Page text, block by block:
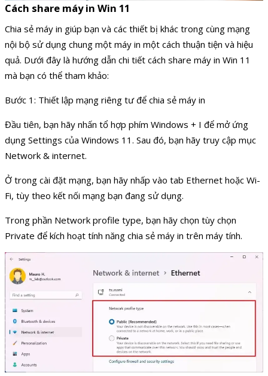
Cách share máy in Win 11
Chia sẻ máy in giúp bạn và các thiết bị khác trong cùng mạng
nội bộ sử dụng chung một máy in một cách thuận tiện và hiệu
quả. Dưới đây là hướng dẫn chi tiết cách share máy in Win 11
mà bạn có thể tham khảo:
Bước 1: Thiết lập mạng riêng tư để chia sẻ máy in
Đầu tiên, bạn hãy nhấn tổ hợp phím Windows + I để mở ứng
dụng Settings của Windows 11. Sau đó, bạn hãy truy cập mục
Network & internet.
Ở trong cài đặt mạng, bạn hãy nhấp vào tab Ethernet hoặc Wi-
Fi, tùy theo kết nối mạng bạn đang sử dụng.
Trong phần Network profile type, bạn hãy chọn tùy chọn
Private để kích hoạt tính năng chia sẻ máy in trên máy tính.